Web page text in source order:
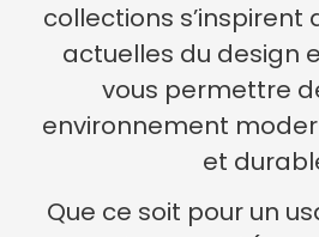
collections
actuelles du design
vous permettre
environnement
et
Que ce soit pour un